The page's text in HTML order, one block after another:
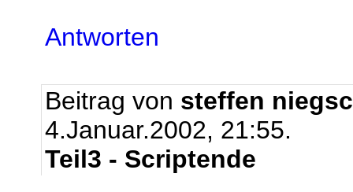
Antworten
Beitrag von steffen
4.Januar.2002, 21:55.
Teil3 - Scriptende